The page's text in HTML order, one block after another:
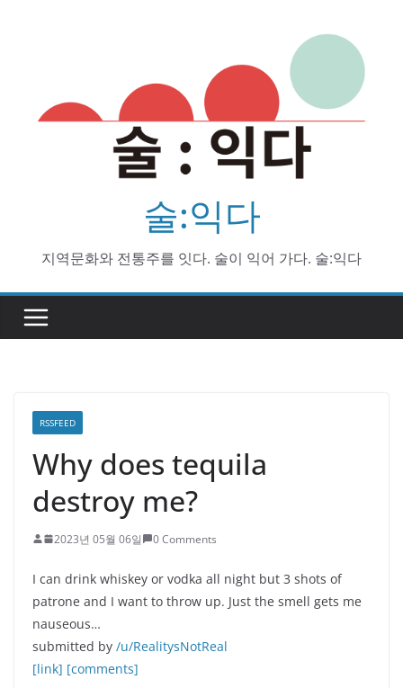
술:익다
지역문화와 전통주를 잇다. 술이 익어 가다. 술:익다
RSSFEED
Why does tequila
destroy me?
2023년 05월 06일 0 Comments
I can drink whiskey or vodka all night but 3 shots of
patrone and I want to throw up. Just the smell gets me
nauseous…
submitted by /u/RealitysNotReal
[link] [comments]